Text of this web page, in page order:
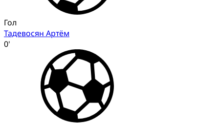
Гол
Тадевосян Артём
0'